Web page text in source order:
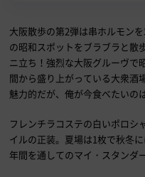
大阪散歩の第2弾は串ホルモン
の昭和スポットをブラブラと散
ニ立ち！強烈な大阪グルーヴで
間から盛り上がっている大衆酒
魅力的だが、俺が今食べたいの
フレンチラコステの白いポロシ
イルの正装。夏場は1枚で秋冬
年間を通してのマイ・スタンダ